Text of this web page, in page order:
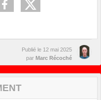
Publié le 12 mai 2025
par Marc Récoché